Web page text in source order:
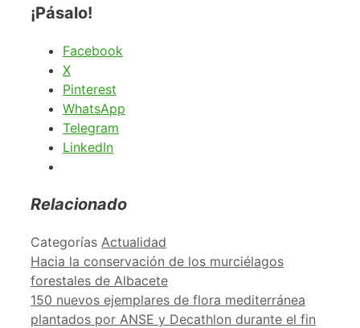
¡Pásalo!
Facebook
X
Pinterest
WhatsApp
Telegram
LinkedIn
Relacionado
Categorías Actualidad
Hacia la conservación de los murciélagos
forestales de Albacete
150 nuevos ejemplares de flora mediterránea
plantados por ANSE y Decathlon durante el fin